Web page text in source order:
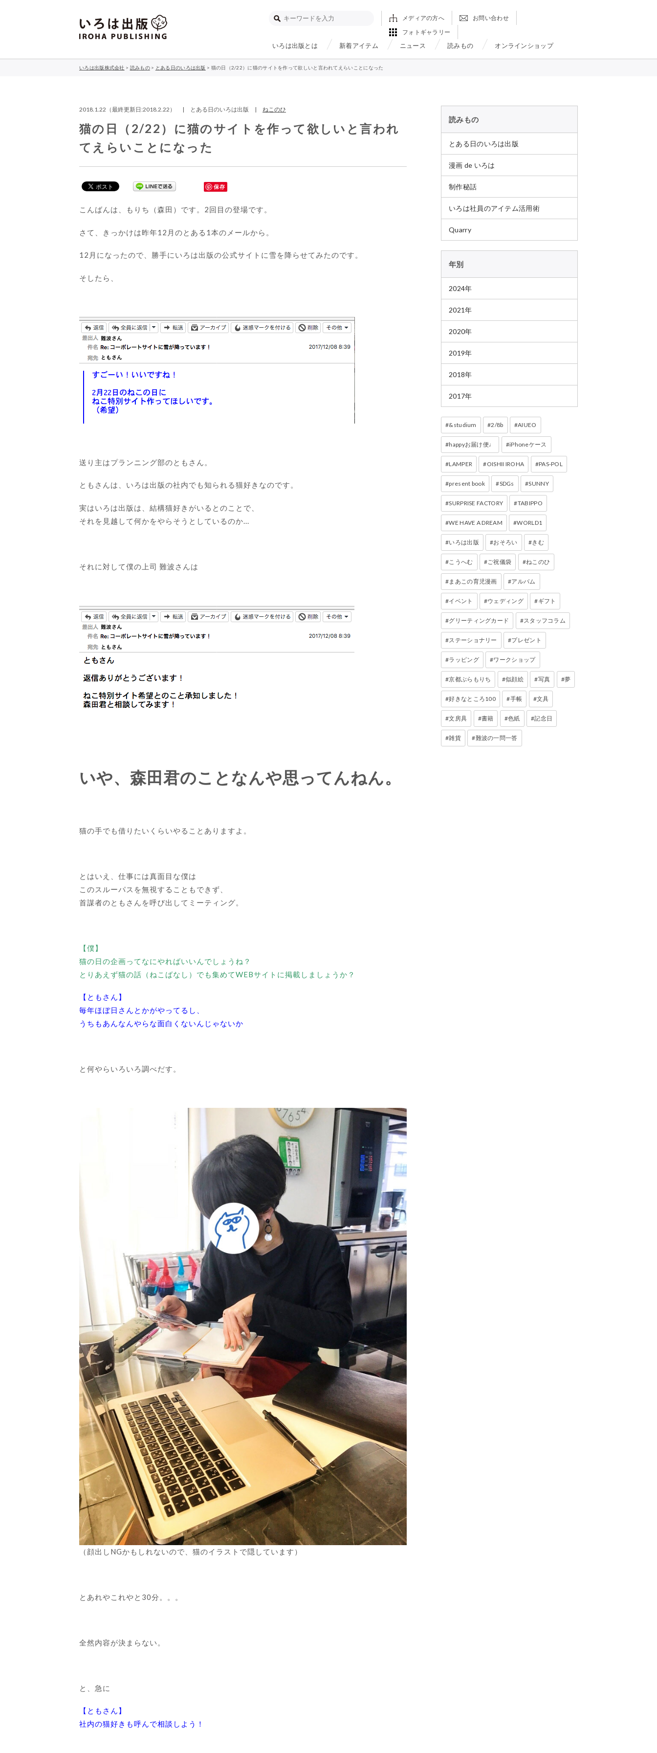
いろは出版とは 新着アイテム ニュース 読みもの オンラインショップ
メディアの方へ
お問い合わせ
フォトギャラリー
いろは出版株式会社 > 読みもの> とある日のいろは出版 > 猫の日（2/22）に猫のサイトを作って欲しいと言われてえらいことになった
2018.1.22（最終更新日:2018.2.22） | とある日のいろは出版 | ねこのひ
猫の日（2/22）に猫のサイトを作って欲しいと言われ
てえらいことになった
保存
こんばんは、もりち（森田）です。2回目の登場です。
さて、きっかけは昨年12月のとある1本のメールから。
12月になったので、勝手にいろは出版の公式サイトに雪を降らせてみたのです。
そしたら、
送り主はプランニング部のともさん。
ともさんは、いろは出版の社内でも知られる猫好きなのです。
実はいろは出版は、結構猫好きがいるとのことで、
それを見越して何かをやらそうとしているのか...
それに対して僕の上司 難波さんは
いや、森田君のことなんや思ってんねん。
猫の手でも借りたいくらいやることありますよ。
とはいえ、仕事には真面目な僕は
このスルーパスを無視することもできず、
首謀者のともさんを呼び出してミーティング。
【僕】
猫の日の企画ってなにやればいいんでしょうね？
とりあえず猫の話（ねこばなし）でも集めてWEBサイトに掲載しましょうか？
【ともさん】
毎年ほぼ日さんとかがやってるし、
うちもあんなんやらな面白くないんじゃないか
と何やらいろいろ調べだす。
（顔出しNGかもしれないので、猫のイラストで隠しています）
とあれやこれやと30分。。。
全然内容が決まらない。
と、急に
【ともさん】
社内の猫好きも呼んで相談しよう！
読みもの
とある日のいろは出版
漫画 de いろは
制作秘話
いろは社員のアイテム活用術
Quarry
年別
2024年
2021年
2020年
2019年
2018年
2017年
&studium 2/8b AIUEO
happyお届け便♩ iPhoneケース
LAMPER OISHII IROHA PAS-POL
present book SDGs SUNNY
SURPRISE FACTORY TABIPPO
WE HAVE A DREAM WORLD1
いろは出版 おそろい きむ
こうへむ ご祝儀袋 ねこのひ
まあこの育児漫画 アルバム
イベント ウェディング ギフト
グリーティングカード スタッフコラム
ステーショナリー プレゼント
ラッピング ワークショップ
京都ぶらもりち 似顔絵 写真 夢
好きなところ100 手帳 文具
文房具 書籍 色紙 記念日
雑貨 難波の一問一答